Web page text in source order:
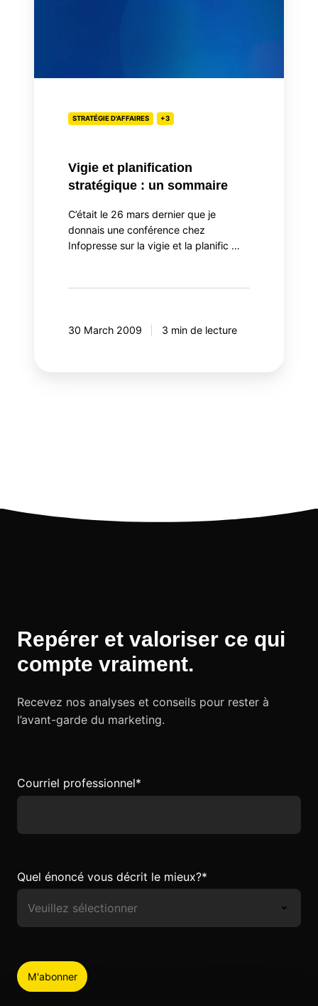
sommaire
STRATÉGIE D'AFFAIRES +3
Vigie et planification
stratégique : un sommaire
C’était le 26 mars dernier que je
donnais une conférence chez
Infopresse sur la vigie et la planific …
30 March 2009 3 min de lecture
Repérer et valoriser ce qui
compte vraiment.
Recevez nos analyses et conseils pour rester à
l’avant-garde du marketing.
Courriel professionnel*
Quel énoncé vous décrit le mieux?*
J’accepte de recevoir du contenu pertinent et des
invitations à des événements exclusifs de la part